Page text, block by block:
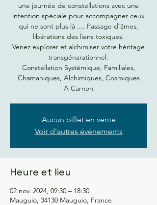
une journée de constellations avec une
intention spéciale pour accompagner ceux
qui ne sont plus là .... Passage d'âmes,
libérations des liens toxiques.
Venez explorer et alchimiser votre héritage
transgénarationnel.
Constellation Systémique, Familiales,
Chamaniques, Alchimiques, Cosmiques
A Carnon
Aucun billet en vente
Voir d'autres événements
Heure et lieu
02 nov. 2024, 09:30 – 18:30
Mauguio, 34130 Mauguio, France